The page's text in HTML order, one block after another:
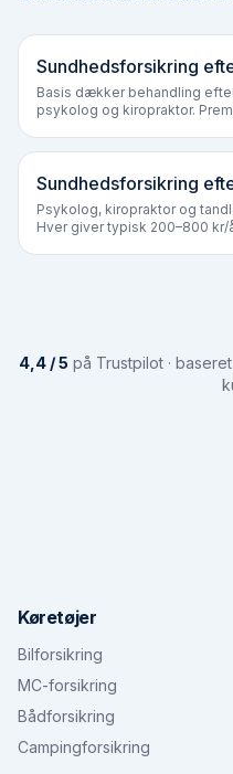
Sundhedsforsikring
Basis dækker behandling
psykolog og kiropraktor.
Sundhedsforsikring
Psykolog, kiropraktor og
Hver giver typisk 200–800
4,4 / 5 på Trustpilot ·
Køretøjer
Bilforsikring
MC-forsikring
Bådforsikring
Campingforsikring